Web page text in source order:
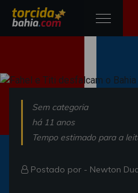
Sem categoria
há 11 anos
Tempo estimado para a
Postado por - Newton